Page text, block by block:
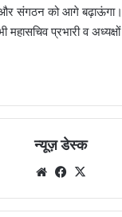
और संगठन को आगे बढ़ाऊंगा।
प्रभारी व
न्यूज़ डेस्क
WebsiteFacebook